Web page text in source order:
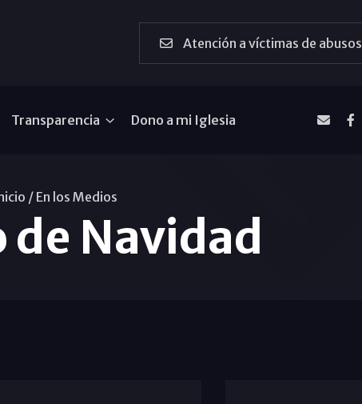
Atención a víctimas de abusos
Transparencia Dono a mi Iglesia
/En los Medios
de Navidad